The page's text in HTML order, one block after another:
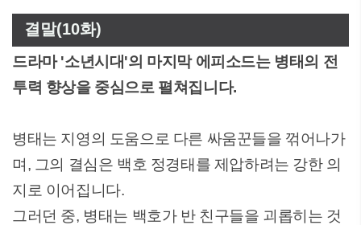
결말(10화)
드라마 '소년시대'의 마지막 에피소드는 병태의 전
투력 향상을 중심으로 펼쳐집니다.
병태는 지영의 도움으로 다른 싸움꾼들을 꺾어나가
며, 그의 결심은 백호 정경태를 제압하려는 강한 의
지로 이어집니다.
그러던 중, 병태는 백호가 반 친구들을 괴롭히는 것